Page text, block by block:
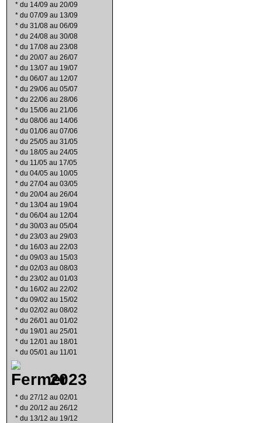
* du 14/09 au 20/09
* du 07/09 au 13/09
* du 31/08 au 06/09
* du 24/08 au 30/08
* du 17/08 au 23/08
* du 20/07 au 26/07
* du 13/07 au 19/07
* du 06/07 au 12/07
* du 29/06 au 05/07
* du 22/06 au 28/06
* du 15/06 au 21/06
* du 08/06 au 14/06
* du 01/06 au 07/06
* du 25/05 au 31/05
* du 18/05 au 24/05
* du 11/05 au 17/05
* du 04/05 au 10/05
* du 27/04 au 03/05
* du 20/04 au 26/04
* du 13/04 au 19/04
* du 06/04 au 12/04
* du 30/03 au 05/04
* du 23/03 au 29/03
* du 16/03 au 22/03
* du 09/03 au 15/03
* du 02/03 au 08/03
* du 23/02 au 01/03
* du 16/02 au 22/02
* du 09/02 au 15/02
* du 02/02 au 08/02
* du 26/01 au 01/02
* du 19/01 au 25/01
* du 12/01 au 18/01
* du 05/01 au 11/01
2023
* du 27/12 au 02/01
* du 20/12 au 26/12
* du 13/12 au 19/12